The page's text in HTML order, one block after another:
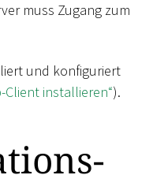
muss Zugang zum
und konfiguriert
Client installieren“).